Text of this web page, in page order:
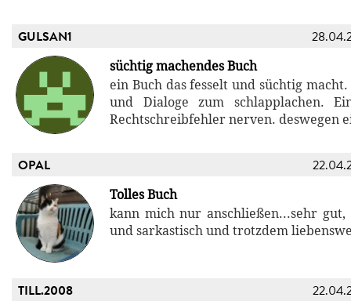
GULSAN1
süchtig machendes Buch
ein Buch das fesselt und süchtig
und Dialoge zum schlapplachen.
Rechtschreibfehler nerven. deswegen
OPAL
Tolles Buch
kann mich nur anschließen...sehr
und sarkastisch und trotzdem
TILL.2008